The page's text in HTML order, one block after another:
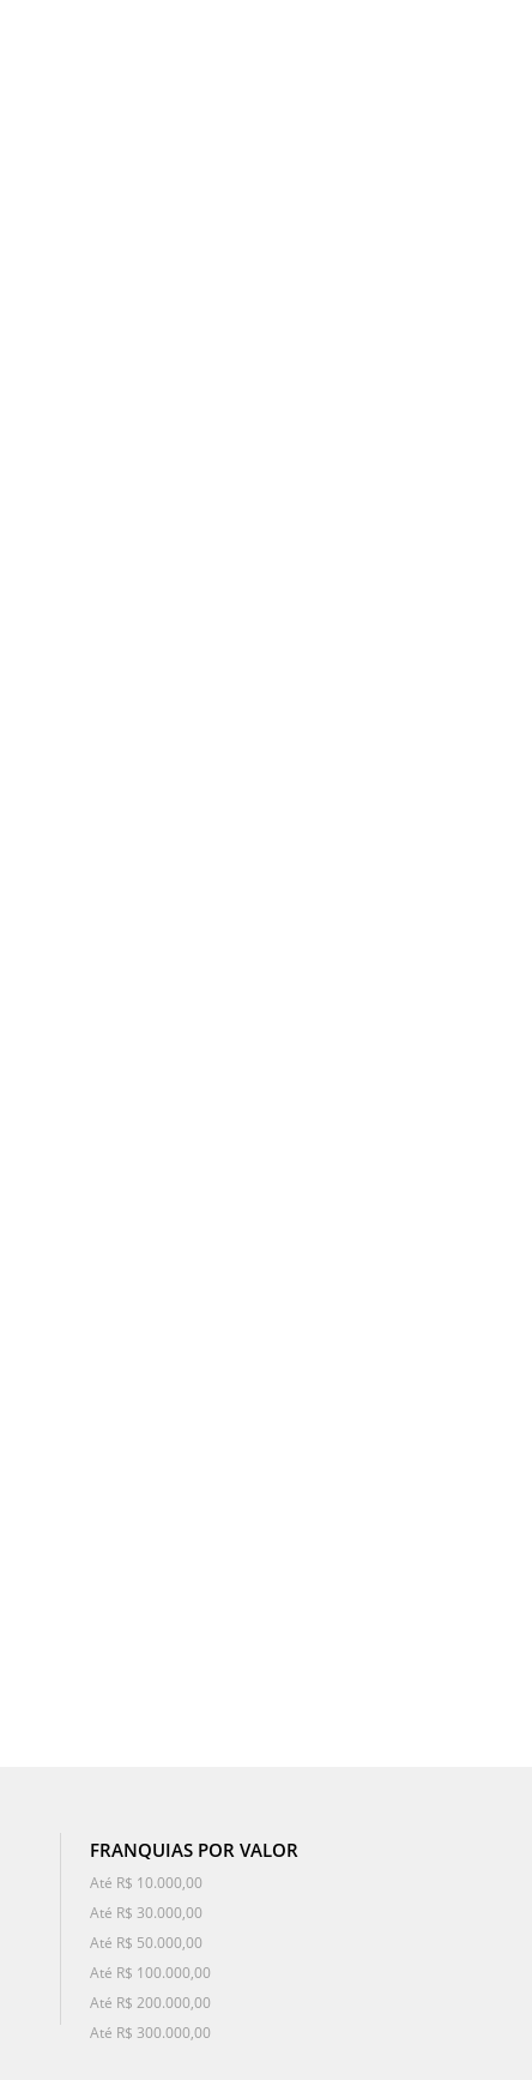
FRANQUIAS POR VALOR
Até R$ 10.000,00
Até R$ 30.000,00
Até R$ 50.000,00
Até R$ 100.000,00
Até R$ 200.000,00
Até R$ 300.000,00